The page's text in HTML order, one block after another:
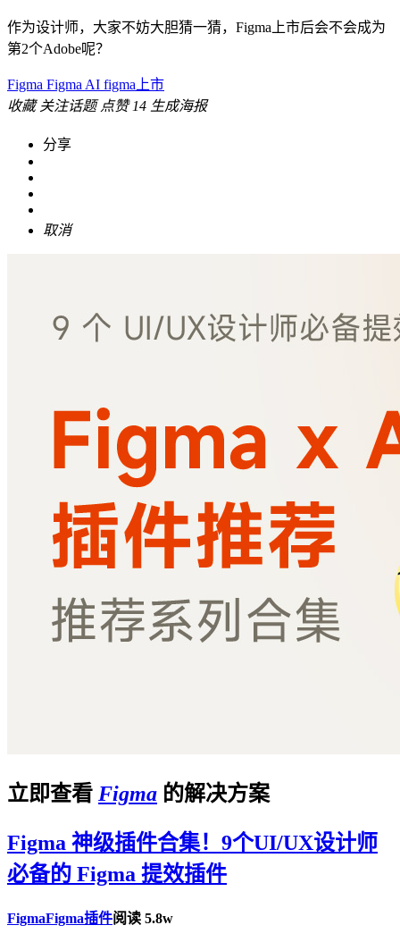
作为设计师，大家不妨大胆猜一猜，Figma上市后会不会成为
第2个Adobe呢？
Figma Figma AI figma上市
收藏 关注话题 点赞 14 生成海报
分享
取消
立即查看 Figma 的解决方案
Figma 神级插件合集！9个UI/UX设计师
必备的 Figma 提效插件
FigmaFigma插件阅读 5.8w